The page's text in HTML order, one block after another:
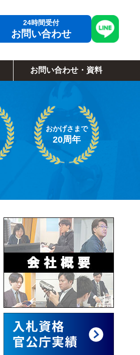
お問い合わせ
お問い合わせ・資料
おかげさまで
20周年